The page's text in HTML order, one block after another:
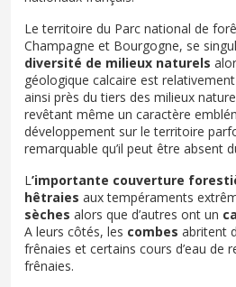
Le territoire du Parc national de
Champagne et Bourgogne, se
diversité de milieux naturels
géologique calcaire est
ainsi près du tiers des milieux
revêtant même un caractère
développement sur le territoire
remarquable qu’il peut être absent
L ’importante couverture
hêtraies aux tempéraments
sèches alors que d’autres ont un
A leurs côtés, les combes abritent
frênaies et certains cours d’eau de
frênaies.